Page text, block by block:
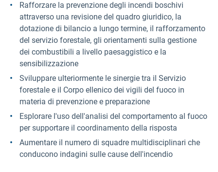
Rafforzare la prevenzione degli incendi boschivi
attraverso una revisione del quadro giuridico, la
dotazione di bilancio a lungo termine, il rafforzamento
del servizio forestale, gli orientamenti sulla gestione
dei combustibili a livello paesaggistico e la
sensibilizzazione
Sviluppare ulteriormente le sinergie tra il Servizio
forestale e il Corpo ellenico dei vigili del fuoco in
materia di prevenzione e preparazione
Esplorare l'uso dell'analisi del comportamento al fuoco
per supportare il coordinamento della risposta
Aumentare il numero di squadre multidisciplinari che
conducono indagini sulle cause dell'incendio